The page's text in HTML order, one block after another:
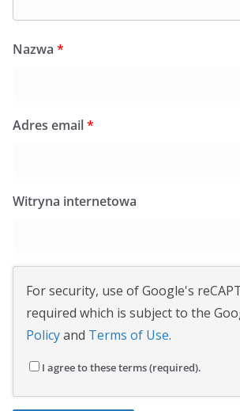
Nazwa *
Adres email*
Witryna internetowa
For security, use of Google's
required which is subject to the
Policyand Terms of Use.
I agree to these terms (required).